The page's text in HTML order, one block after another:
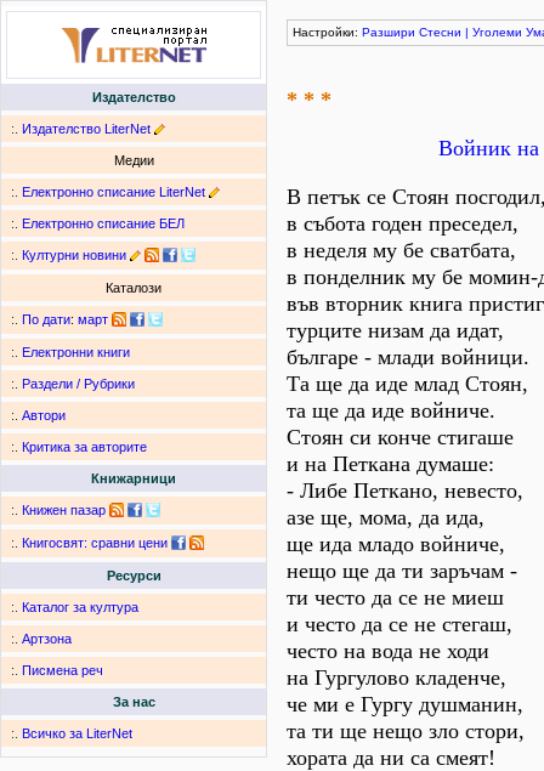
Издателство
:. Издателство LiterNet
Медии
:. Електронно списание LiterNet
:. Електронно списание БЕЛ
:. Културни новини
Каталози
:. По дати: март
:. Електронни книги
:. Раздели / Рубрики
:. Автори
:. Критика за авторите
Книжарници
:. Книжен пазар
:. Книгосвят: сравни цени
Ресурси
:. Каталог за култура
:. Артзона
:. Писмена реч
За нас
:. Всичко за LiterNet
Настройки: Разшири Стесни | Уголеми
* * *
Войник на
В петък се Стоян
в събота годен преседел,
в неделя му бе сватбата,
в понделник му бе момин-
във вторник книга
турците низам да идат,
българе - млади войници.
Та ще да иде млад Стоян,
та ще да иде войниче.
Стоян си конче стигаше
и на Петкана думаше:
- Либе Петкано, невесто,
азе ще, мома, да ида,
ще ида младо войниче,
нещо ще да ти заръчам -
ти често да се не миеш
и често да се не стегаш,
често на вода не ходи
на Гургулово кладенче,
че ми е Гургу душманин,
та ти ще нещо зло стори,
хората да ни са смеят!